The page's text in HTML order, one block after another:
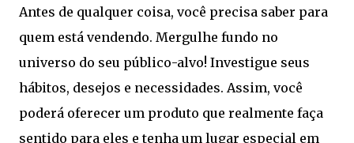
Antes de qualquer coisa, você precisa saber para
quem está vendendo. Mergulhe fundo no
universo do seu público-alvo! Investigue seus
hábitos, desejos e necessidades. Assim, você
poderá oferecer um produto que realmente faça
sentido para eles e tenha um lugar especial em